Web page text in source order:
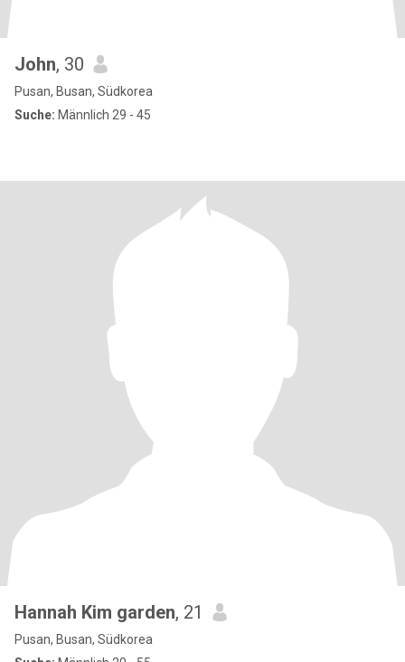
John, 30
Pusan, Busan, Südkorea
Suche: Männlich 29 - 45
Hannah Kim garden, 21
Pusan, Busan, Südkorea